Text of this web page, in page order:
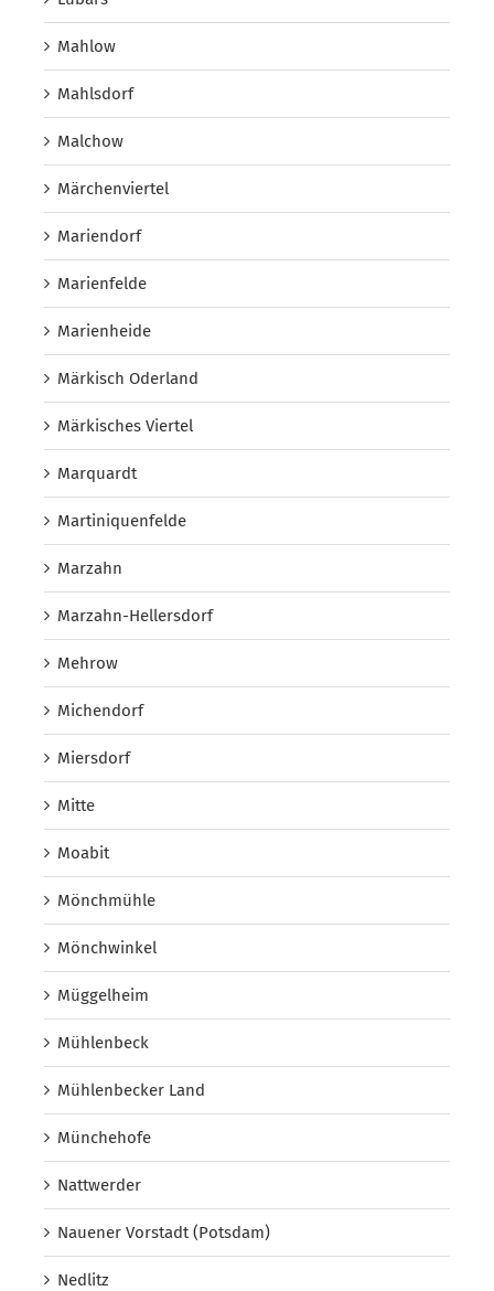
Mahlow
Mahlsdorf
Malchow
Märchenviertel
Mariendorf
Marienfelde
Marienheide
Märkisch Oderland
Märkisches Viertel
Marquardt
Martiniquenfelde
Marzahn
Marzahn-Hellersdorf
Mehrow
Michendorf
Miersdorf
Mitte
Moabit
Mönchmühle
Mönchwinkel
Müggelheim
Mühlenbeck
Mühlenbecker Land
Münchehofe
Nattwerder
Nauener Vorstadt (Potsdam)
Nedlitz